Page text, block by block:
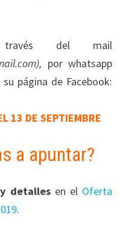
del mail
por whatsapp
página de Facebook:
13 DE SEPTIEMBRE
a apuntar?
detallesen el Oferta
.